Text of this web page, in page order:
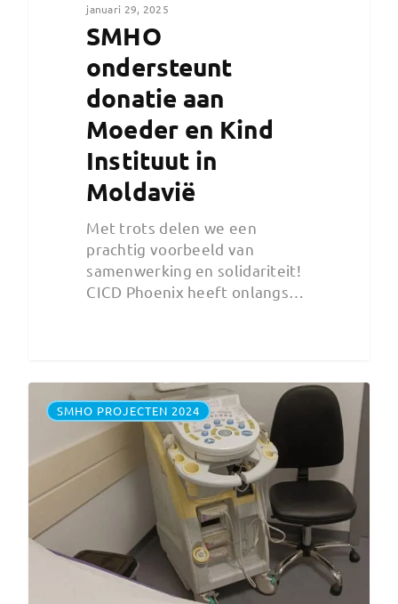
januari 29, 2025
SMHO
ondersteunt
donatie aan
Moeder en Kind
Instituut in
Moldavië
Met trots delen we een
prachtig voorbeeld van
samenwerking en solidariteit!
CICD Phoenix heeft onlangs…
SMHO PROJECTEN 2024